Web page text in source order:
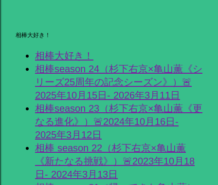
相棒大好き！
相棒大好き！
相棒season 24（杉下右京×亀山薫《シ
リーズ25周年の記念シーズン》）🚨
2025年10月15日- 2026年3月11日
相棒season 23（杉下右京×亀山薫《更
なる進化》）🚨2024年10月16日-
2025年3月12日
相棒 season 22（杉下右京×亀山薫
《新たなる挑戦》）🚨2023年10月18
日- 2024年3月13日